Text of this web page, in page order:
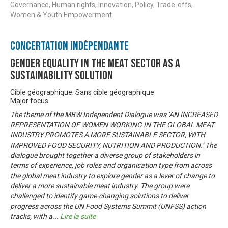
Governance, Human rights, Innovation, Policy, Trade-offs,
Women & Youth Empowerment
Concertation Indépendante
Gender Equality in the Meat Sector as a
Sustainability Solution
Cible géographique: Sans cible géographique
Major focus
The theme of the MBW Independent Dialogue was ‘AN INCREASED
REPRESENTATION OF WOMEN WORKING IN THE GLOBAL MEAT
INDUSTRY PROMOTES A MORE SUSTAINABLE SECTOR, WITH
IMPROVED FOOD SECURITY, NUTRITION AND PRODUCTION.’ The
dialogue brought together a diverse group of stakeholders in
terms of experience, job roles and organisation type from across
the global meat industry to explore gender as a lever of change to
deliver a more sustainable meat industry. The group were
challenged to identify game-changing solutions to deliver
progress across the UN Food Systems Summit (UNFSS) action
tracks, with a... Lire la suite